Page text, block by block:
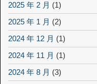
2025 年 2 月 (1)
2025 年 1 月 (2)
2024 年 12 月 (1)
2024 年 11 月 (1)
2024 年 8 月 (3)